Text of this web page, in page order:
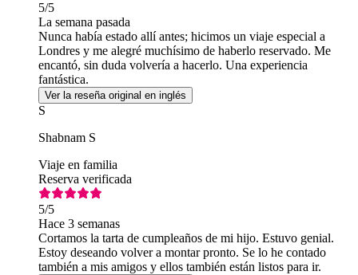
5/5
La semana pasada
Nunca había estado allí antes; hicimos un viaje especial a
Londres y me alegré muchísimo de haberlo reservado. Me
encantó, sin duda volvería a hacerlo. Una experiencia
fantástica.
Ver la reseña original en inglés
S
Shabnam S
Viaje en familia
Reserva verificada
5/5
Hace 3 semanas
Cortamos la tarta de cumpleaños de mi hijo. Estuvo genial.
Estoy deseando volver a montar pronto. Se lo he contado
también a mis amigos y ellos también están listos para ir.